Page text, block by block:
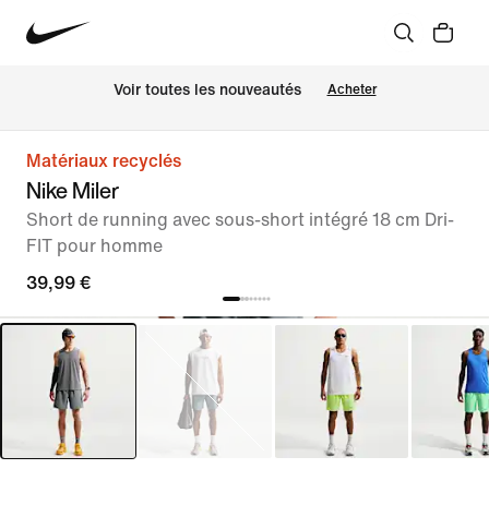
Voir toutes les nouveautés Acheter
Matériaux recyclés
Nike Miler
Short de running avec sous-short intégré 18 cm Dri-
FIT pour homme
39,99 €